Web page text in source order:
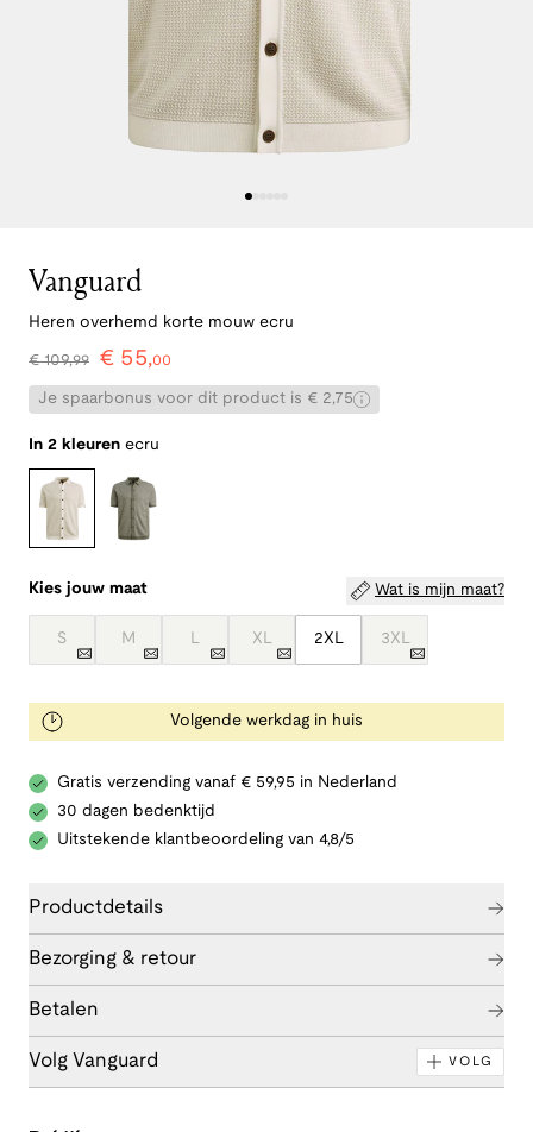
Vanguard
Heren overhemd korte mouw ecru
€109,99 € 55,00
Je spaarbonus voor dit product is € 2,75
In 2 kleuren ecru
Kies jouw maat Wat is mijn maat?
S M L XL 2XL 3XL
Volgende werkdag in huis
Gratis verzending vanaf € 59,95 in Nederland
30 dagen bedenktijd
Uitstekende klantbeoordeling van 4,8/5
Productdetails
Bezorging & retour
Betalen
Volg Vanguard VOLG